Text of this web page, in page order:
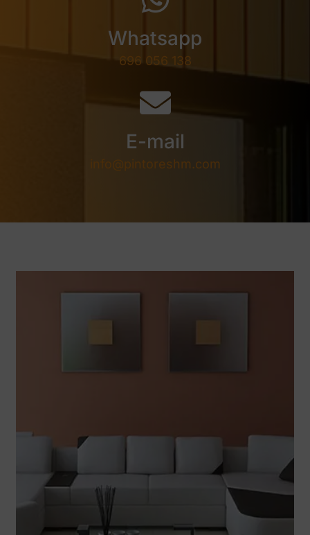
Whatsapp
696 056 138
E-mail
info@pintoreshm.com